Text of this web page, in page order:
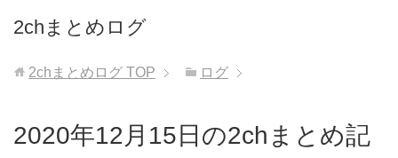
2chまとめログ
2chまとめログ TOP ログ
2020年12月15日の2chまとめ記